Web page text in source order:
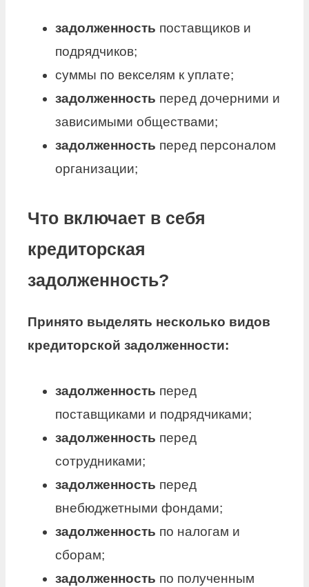
задолженность поставщиков и
подрядчиков;
суммы по векселям к уплате;
задолженность перед дочерними и
зависимыми обществами;
задолженность перед персоналом
организации;
Что включает в себя
кредиторская
задолженность?
Принято выделять несколько видов
кредиторской задолженности:
задолженность перед
поставщиками и подрядчиками;
задолженность перед
сотрудниками;
задолженность перед
внебюджетными фондами;
задолженность по налогам и
сборам;
задолженность по полученным